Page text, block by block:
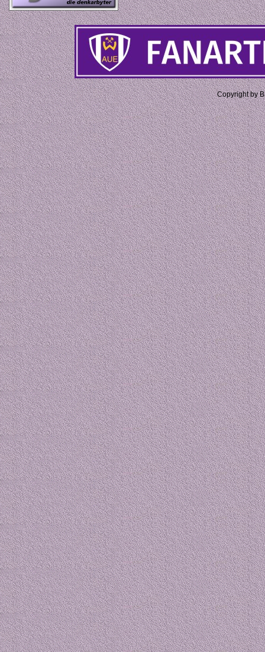
Copyright by